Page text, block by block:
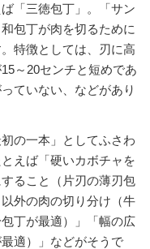
「三徳包丁」。「サン
包丁が肉を切るために
特徴としては、刃に高
～20センチと短めであ
ていない、などがあり
の一本」としてふさわ
えば「硬いカボチャを
ること（片刃の薄刃包
外の肉の切り分け（牛
丁が最適）」「幅の広
適）」などがそうで